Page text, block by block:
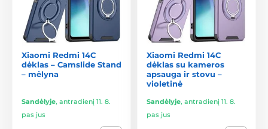
Xiaomi Redmi 14C
dėklas – Camslide Stand
– mėlyna
Sandėlyje, antradienį 11. 8.
pas jus
Xiaomi Redmi 14C
dėklas su kameros
apsauga ir stovu –
violetinė
Sandėlyje, antradienį 11. 8.
pas jus